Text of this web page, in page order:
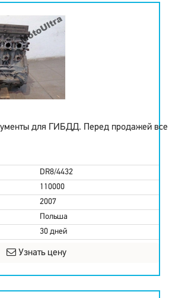
для ГИБДД. Перед продажей все
DR8/4432
110000
2007
Польша
30 дней
Узнать цену